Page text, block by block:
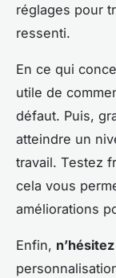
réglages pour
ressenti.
En ce qui
utile de
défaut. Puis,
atteindre un
travail. Testez
cela vous
améliorations
Enfin,